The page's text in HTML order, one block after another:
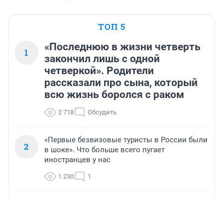
ТОП 5
1
«Последнюю в жизни четверть
закончил лишь с одной
четверкой». Родители
рассказали про сына, который
всю жизнь боролся с раком
2 718 Обсудить
2
«Первые безвизовые туристы в России были
в шоке». Что больше всего пугает
иностранцев у нас
1 230 1